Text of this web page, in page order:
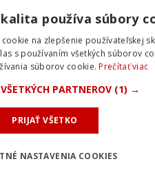
používa súbory
na zlepšenie používateľskej
s používaním všetkých súborov
súborov cookie.Prečítať viac
PARTNEROV (1) →
PRIJAŤ VŠETKO
NASTAVENIA COOKIES